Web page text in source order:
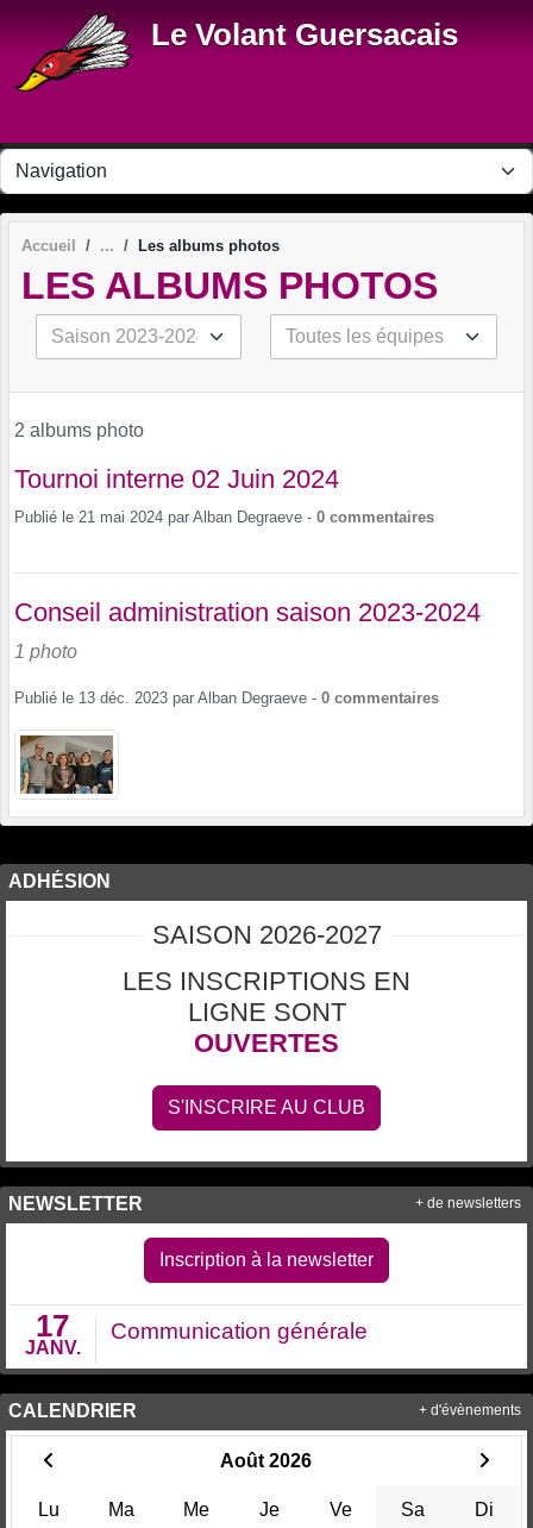
Le Volant Guersacais
Accueil Les albums photos
LES ALBUMS PHOTOS
2 albums photo
Tournoi interne 02 Juin 2024
Publié le 21 mai 2024 par Alban Degraeve - 0 commentaires
Conseil administration saison 2023-2024
1 photo
Publié le 13 déc. 2023 par Alban Degraeve - 0 commentaires
ADHÉSION
SAISON 2026-2027
LES INSCRIPTIONS EN
LIGNE SONT
OUVERTES
S'INSCRIRE AU CLUB
NEWSLETTER
Inscription à la newsletter
17
JANV.
Communication générale
+ de newsletters
CALENDRIER
Août 2026
Lu Ma Me Je Ve Sa Di
+ d'évènements
Panneau de gestion des cookies